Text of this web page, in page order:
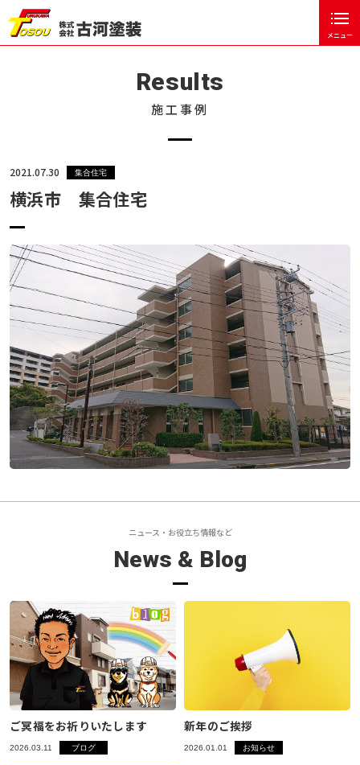
メニュー
閉じる
お客様の声
塗装のポイント
戸建住宅
集合住宅
公共事業
店舗
その他
会社概要
アクセス
0120-862-852
受付時間 / 8：30 ～ 18：00
閉じる
Results
施工事例
2021.07.30 集合住宅
横浜市 集合住宅
ニュース・お役立ち情報など
News & Blog
ご冥福をお祈りいたします
2026.03.11 ブログ
新年のご挨拶
2026.01.01 お知らせ